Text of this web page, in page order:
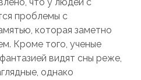
что у людей с
проблемы с
которая заметно
Кроме того, ученые
видят сны реже,
однако